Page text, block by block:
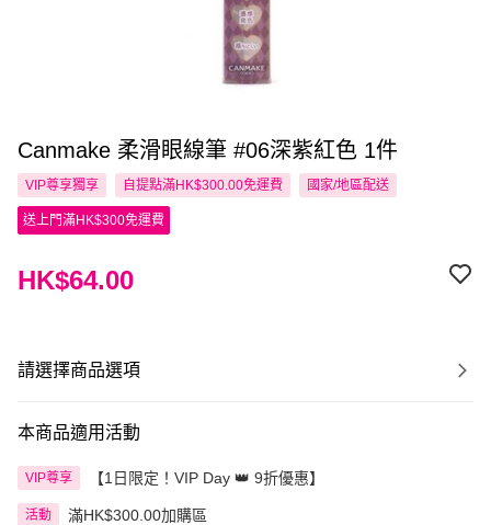
Canmake 柔滑眼線筆 #06深紫紅色 1件
VIP尊享獨享 自提點滿HK$300.00免運費 國家/地區配送
送上門滿HK$300免運費
HK$64.00
請選擇商品選項
本商品適用活動
VIP尊享 【1日限定！VIP Day 👑 9折優惠】
活動 滿HK$300.00加購區